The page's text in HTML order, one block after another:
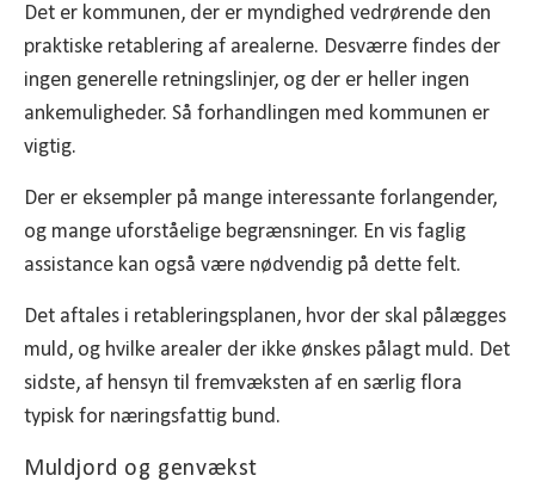
Det er kommunen, der er myndighed vedrørende den
praktiske retablering af arealerne. Desværre findes der
ingen generelle retningslinjer, og der er heller ingen
ankemuligheder. Så forhandlingen med kommunen er
vigtig.
Der er eksempler på mange interessante forlangender,
og mange uforståelige begrænsninger. En vis faglig
assistance kan også være nødvendig på dette felt.
Det aftales i retableringsplanen, hvor der skal pålægges
muld, og hvilke arealer der ikke ønskes pålagt muld. Det
sidste, af hensyn til fremvæksten af en særlig flora
typisk for næringsfattig bund.
Muldjord og genvækst